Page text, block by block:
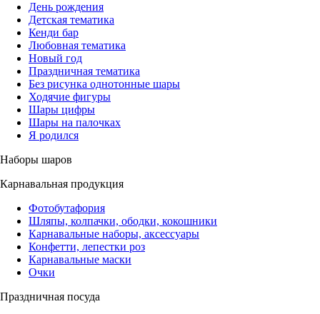
День рождения
Детская тематика
Кенди бар
Любовная тематика
Новый год
Праздничная тематика
Без рисунка однотонные шары
Ходячие фигуры
Шары цифры
Шары на палочках
Я родился
Наборы шаров
Карнавальная продукция
Фотобутафория
Шляпы, колпачки, ободки, кокошники
Карнавальные наборы, аксессуары
Конфетти, лепестки роз
Карнавальные маски
Очки
Праздничная посуда